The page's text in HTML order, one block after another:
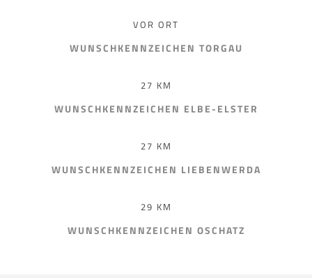
VOR ORT
WUNSCHKENNZEICHEN TORGAU
27 KM
WUNSCHKENNZEICHEN ELBE-ELSTER
27 KM
WUNSCHKENNZEICHEN LIEBENWERDA
29 KM
WUNSCHKENNZEICHEN OSCHATZ